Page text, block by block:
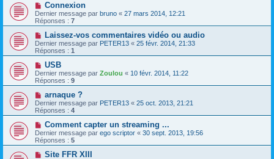
Connexion
Dernier message par bruno « 27 mars 2014, 12:21
Réponses : 7
Laissez-vos commentaires vidéo ou audio
Dernier message par PETER13 « 25 févr. 2014, 21:33
Réponses : 1
USB
Dernier message par Zoulou « 10 févr. 2014, 11:22
Réponses : 9
arnaque ?
Dernier message par PETER13 « 25 oct. 2013, 21:21
Réponses : 4
Comment capter un streaming ...
Dernier message par ego scriptor « 30 sept. 2013, 19:56
Réponses : 5
Site FFR XIII